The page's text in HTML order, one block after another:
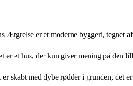
Ærgrelse er et moderne byggeri, tegnet
er et hus, der kun giver mening på den
er skabt med dybe rødder i grunden, det